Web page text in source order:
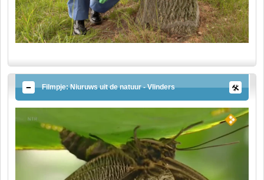
Filmpje: Niuruws uit de natuur - Vlinders